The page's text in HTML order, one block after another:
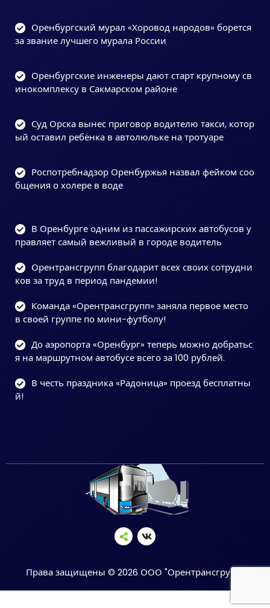
Оренбургский мурал «Хоровод народов» борется
за звание лучшего мурала России
Оренбургские инженеры дают старт крупному св
инокомплексу в Сакмарском районе
Суд Орска вынес приговор водителю такси, котор
ый оставил ребёнка в автолюльке на тротуаре
Роспотребнадзор Оренбуржья назвал фейком соо
бщения о холере в воде
В Оренбурге одним из пассажирских автобусов у
правляет самый вежливый в городе водитель
Орентрансгрупп благодарит всех своих сотрудни
ков за труд в период пандемии!
Команда «Орентрансгрупп» заняла первое место
в своей группе по мини-футболу!
До аэропорта «Оренбург» теперь можно добратьс
я на маршрутном автобусе всего за 100 рублей.
В честь праздника «Радоница» проезд бесплатны
й!
Права защищены © 2026 ООО "Орентрансгрупп"